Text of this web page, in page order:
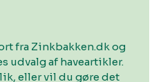
fra Zinkbakken.dk og
udvalg af haveartikler.
eller vil du gøre det